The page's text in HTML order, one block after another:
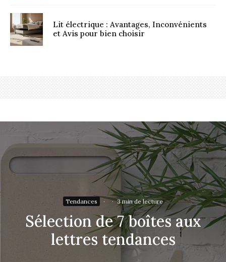
Lit électrique : Avantages, Inconvénients
et Avis pour bien choisir
Tendances · · 3 min de lecture
Sélection de 7 boîtes aux
lettres tendances